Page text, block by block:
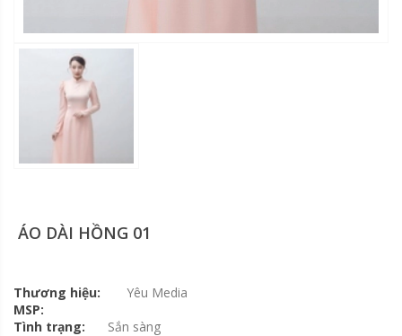
ÁO DÀI HỒNG 01
Thương hiệu:
Yêu Media
MSP:
Tình trạng:
Sắn sàng